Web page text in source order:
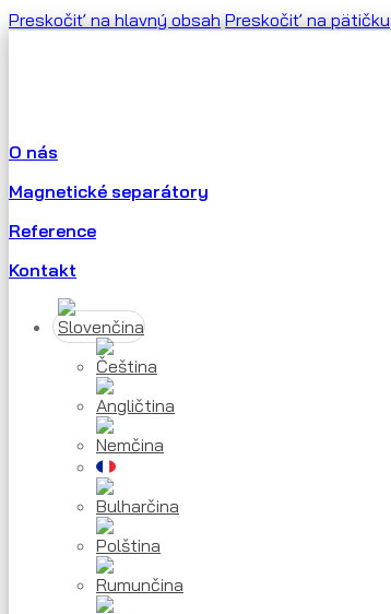
Preskočiť na hlavný obsah Preskočiť na pätičku
O nás
Magnetické separátory
Reference
Kontakt